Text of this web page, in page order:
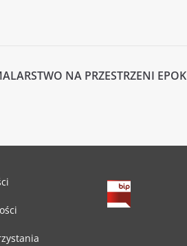
NA PRZESTRZENI EPOK